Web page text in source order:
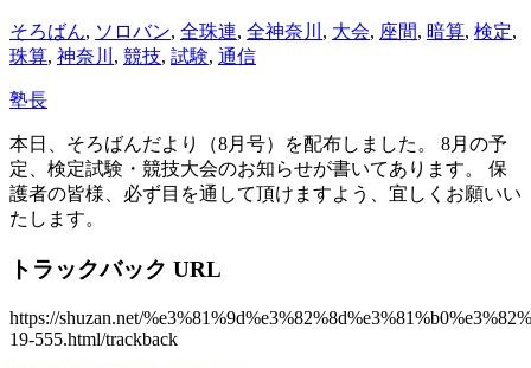
そろばん, ソロバン, 全珠連, 全神奈川 , 大会, 座間, 暗算, 検定,
珠算, 神奈川 , 競技, 試験, 通信
塾長
本日、そろばんだより（8月号）を配布しました。 8月の予
定、検定試験・競技大会のお知らせが書いてあります。 保
護者の皆様、必ず目を通して頂けますよう、宜しくお願いい
たします。
トラックバック URL
https://shuzan.net/
19-555.html/trackback